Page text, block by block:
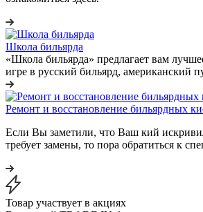
Школа бильярда
«Школа бильярда» предлагает вам
игре в русский бильярд, американский
Ремонт и восстановление бильярдных
Если Вы заметили, что Ваш кий
требует замены, то пора обратиться к
Товар участвует в акциях